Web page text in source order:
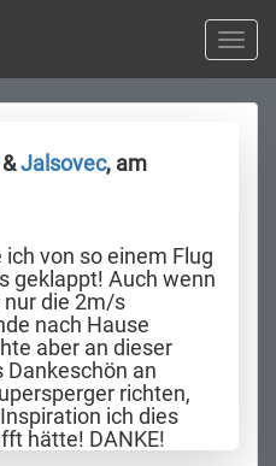
Toggle
Jalsovec, am
von so einem Flug
geklappt! Auch wenn
nur die 2m/s
nach Hause
aber an dieser
Dankeschön an
richten,
ich dies
hätte! DANKE!